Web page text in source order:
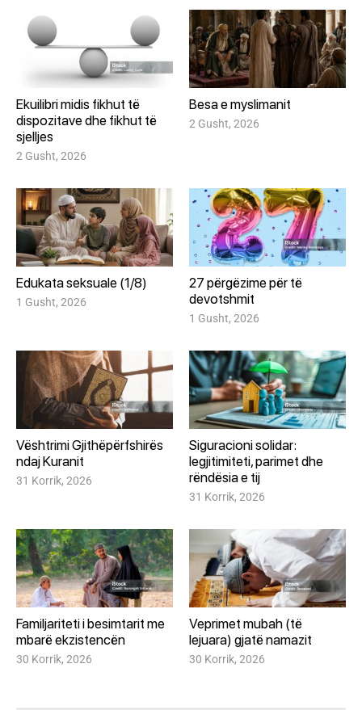
Ekuilibri midis fikhut të
dispozitave dhe fikhut të
sjelljes
2 Gusht, 2026
Besa e myslimanit
2 Gusht, 2026
Edukata seksuale (1/8)
1 Gusht, 2026
27 përgëzime për të
devotshmit
1 Gusht, 2026
Vështrimi Gjithëpërfshirës
ndaj Kuranit
31 Korrik, 2026
Siguracioni solidar:
legjitimiteti, parimet dhe
rëndësia e tij
31 Korrik, 2026
Familjariteti i besimtarit me
mbarë ekzistencën
30 Korrik, 2026
Veprimet mubah (të
lejuara) gjatë namazit
30 Korrik, 2026